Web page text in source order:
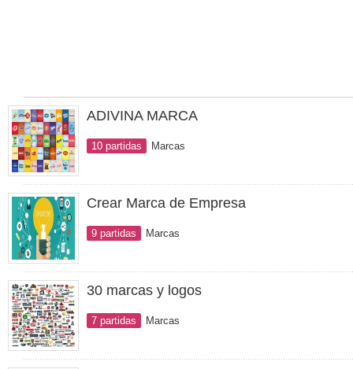
ADIVINA MARCA
10 partidas Marcas
Crear Marca de Empresa
9 partidas Marcas
30 marcas y logos
7 partidas Marcas